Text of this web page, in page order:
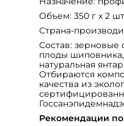
Объем: 350 г х 2
Страна-
Состав:
плоды
натуральная
Отбираются
качества из
Рекомендации